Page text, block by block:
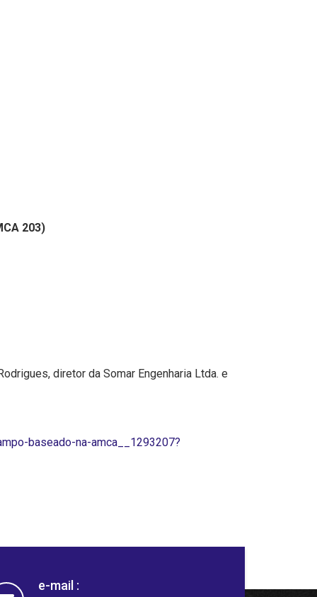
203)
diretor da Somar Engenharia Ltda. e
baseado-na-amca__1293207?
e-mail :